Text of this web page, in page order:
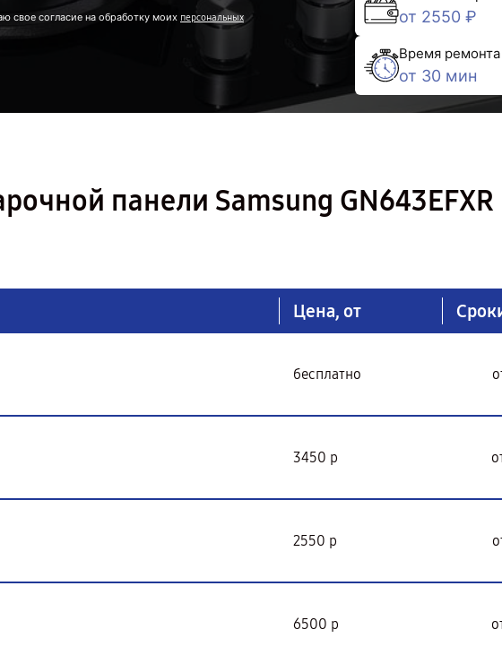
свое согласие на обработку моих персональных
от 2550 ₽
Время ремонта
от 30 мин
панели Samsung GN643EFXR
Цена, от
бесплатно
3450 р
2550 р
6500 р